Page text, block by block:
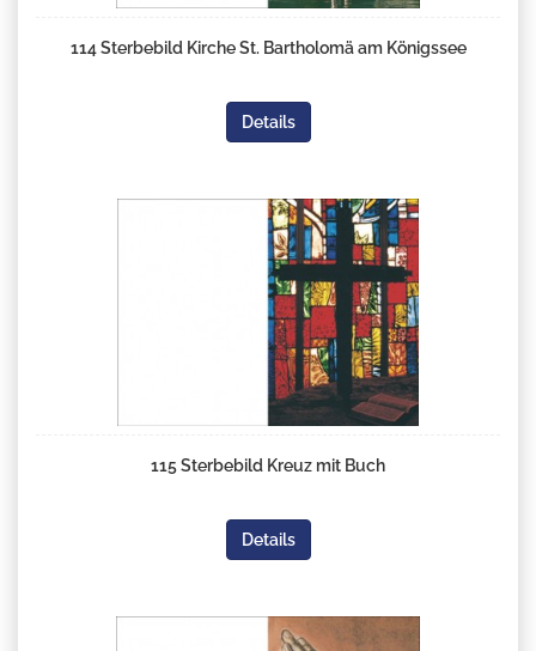
114 Sterbebild Kirche St. Bartholomä am Königssee
Details
115 Sterbebild Kreuz mit Buch
Details